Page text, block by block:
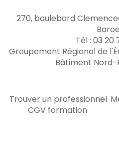
270, boulebard
Tél : 03 20
Groupement Régional de
Bâtiment Nord-
Trouver un professionnel
CGV formation